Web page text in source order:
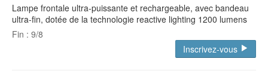
Lampe frontale ultra-puissante et rechargeable, avec bandeau
ultra-fin, dotée de la technologie reactive lighting 1200 lumens
Fin : 9/8
Inscrivez-vous